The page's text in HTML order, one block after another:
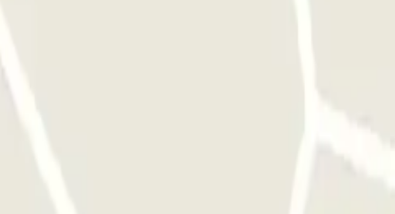
con la tua prenotazione Parclick e mostrala al personale.
per tutte le entrate e le uscite.